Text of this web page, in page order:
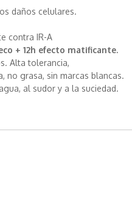
daños celulares.
contra IR-A
+ 12h efecto matificante.
Alta tolerancia,
no grasa, sin marcas blancas.
al sudor y a la suciedad.